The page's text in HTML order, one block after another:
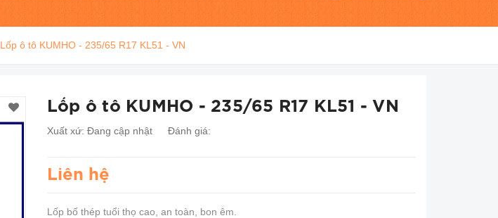
Lốp ô tô KUMHO - 235/65 R17 KL51 - VN
Lốp ô tô KUMHO - 235/65 R17 KL51 - VN
Xuất xứ: Đang cập nhật Đánh giá:
Liên hệ
Lốp bố thép tuổi thọ cao, an toàn, bon êm.